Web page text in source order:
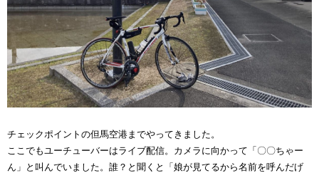
チェックポイントの但馬空港までやってきました。
ここでもユーチューバーはライブ配信。カメラに向かって「〇〇ちゃー
ん」と叫んでいました。誰？と聞くと「娘が見てるから名前を呼んだげ